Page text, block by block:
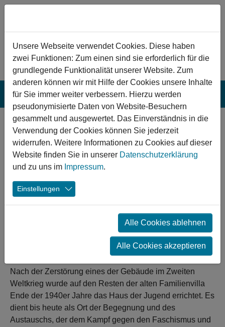
Zum Hauptinhalt springen
Pforzheim: Haus
der Jugend
Das Haus der Jugend wurde grundlegend saniert und
und Bildungsarbeit gerecht zu werden und die
Vermittlung von Demokratie, Aufklärung und
Verständigung als Gründungsgedanken weiterzuführen.
Die Stadt Pforzheim erhielt Anfang des 20. Jahrhunderts
von der Industriellenfamilie Benckiser einen Teil derer
Nach der Zerstörung eines der Gebäude im Zweiten
Weltkrieg wurde auf den Resten der alten Familienvilla
Ende der 1940er Jahre das Haus der Jugend errichtet. Es
dient bis heute als Ort der Begegnung und des
Austauschs, der dem Kampf gegen den Faschismus und
Unsere Webseite verwendet Cookies. Diese haben
zwei Funktionen: Zum einen sind sie erforderlich für die
grundlegende Funktionalität unserer Website. Zum
anderen können wir mit Hilfe der Cookies unsere Inhalte
für Sie immer weiter verbessern. Hierzu werden
pseudonymisierte Daten von Website-Besuchern
gesammelt und ausgewertet. Das Einverständnis in die
Verwendung der Cookies können Sie jederzeit
widerrufen. Weitere Informationen zu Cookies auf dieser
Website finden Sie in unserer Datenschutzerklärung
und zu uns im Impressum.
Einstellungen
Alle Cookies ablehnen
Alle Cookies akzeptieren